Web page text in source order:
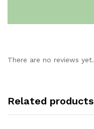
There are no reviews yet.
Related products